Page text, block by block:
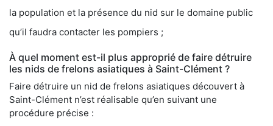
la population et la présence du nid sur le domaine public
qu’il faudra contacter les pompiers ;
À quel moment est-il plus approprié de faire détruire
les nids de frelons asiatiques à Saint-Clément ?
Faire détruire un nid de frelons asiatiques découvert à
Saint-Clément n’est réalisable qu’en suivant une
procédure précise :